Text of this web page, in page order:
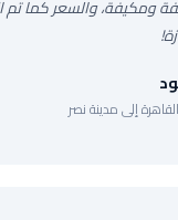
ومكيفة، والسعر كما تم
إلى مدينة نصر